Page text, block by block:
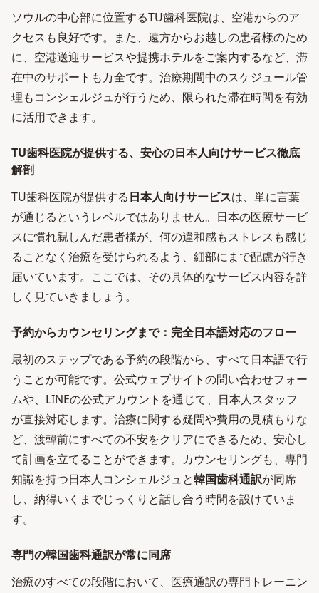
ソウルの中心部に位置するTU歯科医院は、空港からのア
クセスも良好です。また、遠方からお越しの患者様のため
に、空港送迎サービスや提携ホテルをご案内するなど、滞
在中のサポートも万全です。治療期間中のスケジュール管
理もコンシェルジュが行うため、限られた滞在時間を有効
に活用できます。
TU歯科医院が提供する、安心の日本人向けサービス徹底
解剖
TU歯科医院が提供する日本人向けサービスは、単に言葉
が通じるというレベルではありません。日本の医療サービ
スに慣れ親しんだ患者様が、何の違和感もストレスも感じ
ることなく治療を受けられるよう、細部にまで配慮が行き
届いています。ここでは、その具体的なサービス内容を詳
しく見ていきましょう。
予約からカウンセリングまで：完全日本語対応のフロー
最初のステップである予約の段階から、すべて日本語で行
うことが可能です。公式ウェブサイトの問い合わせフォー
ムや、LINEの公式アカウントを通じて、日本人スタッフ
が直接対応します。治療に関する疑問や費用の見積もりな
ど、渡韓前にすべての不安をクリアにできるため、安心し
て計画を立てることができます。カウンセリングも、専門
知識を持つ日本人コンシェルジュと韓国歯科通訳が同席
し、納得いくまでじっくりと話し合う時間を設けていま
す。
専門の韓国歯科通訳が常に同席
治療のすべての段階において、医療通訳の専門トレーニン